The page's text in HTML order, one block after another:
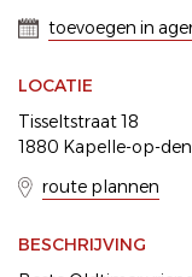
toevoegen in
LOCATIE
Tisseltstraat 18
1880 Kapelle-op-
route plannen
BESCHRIJVING